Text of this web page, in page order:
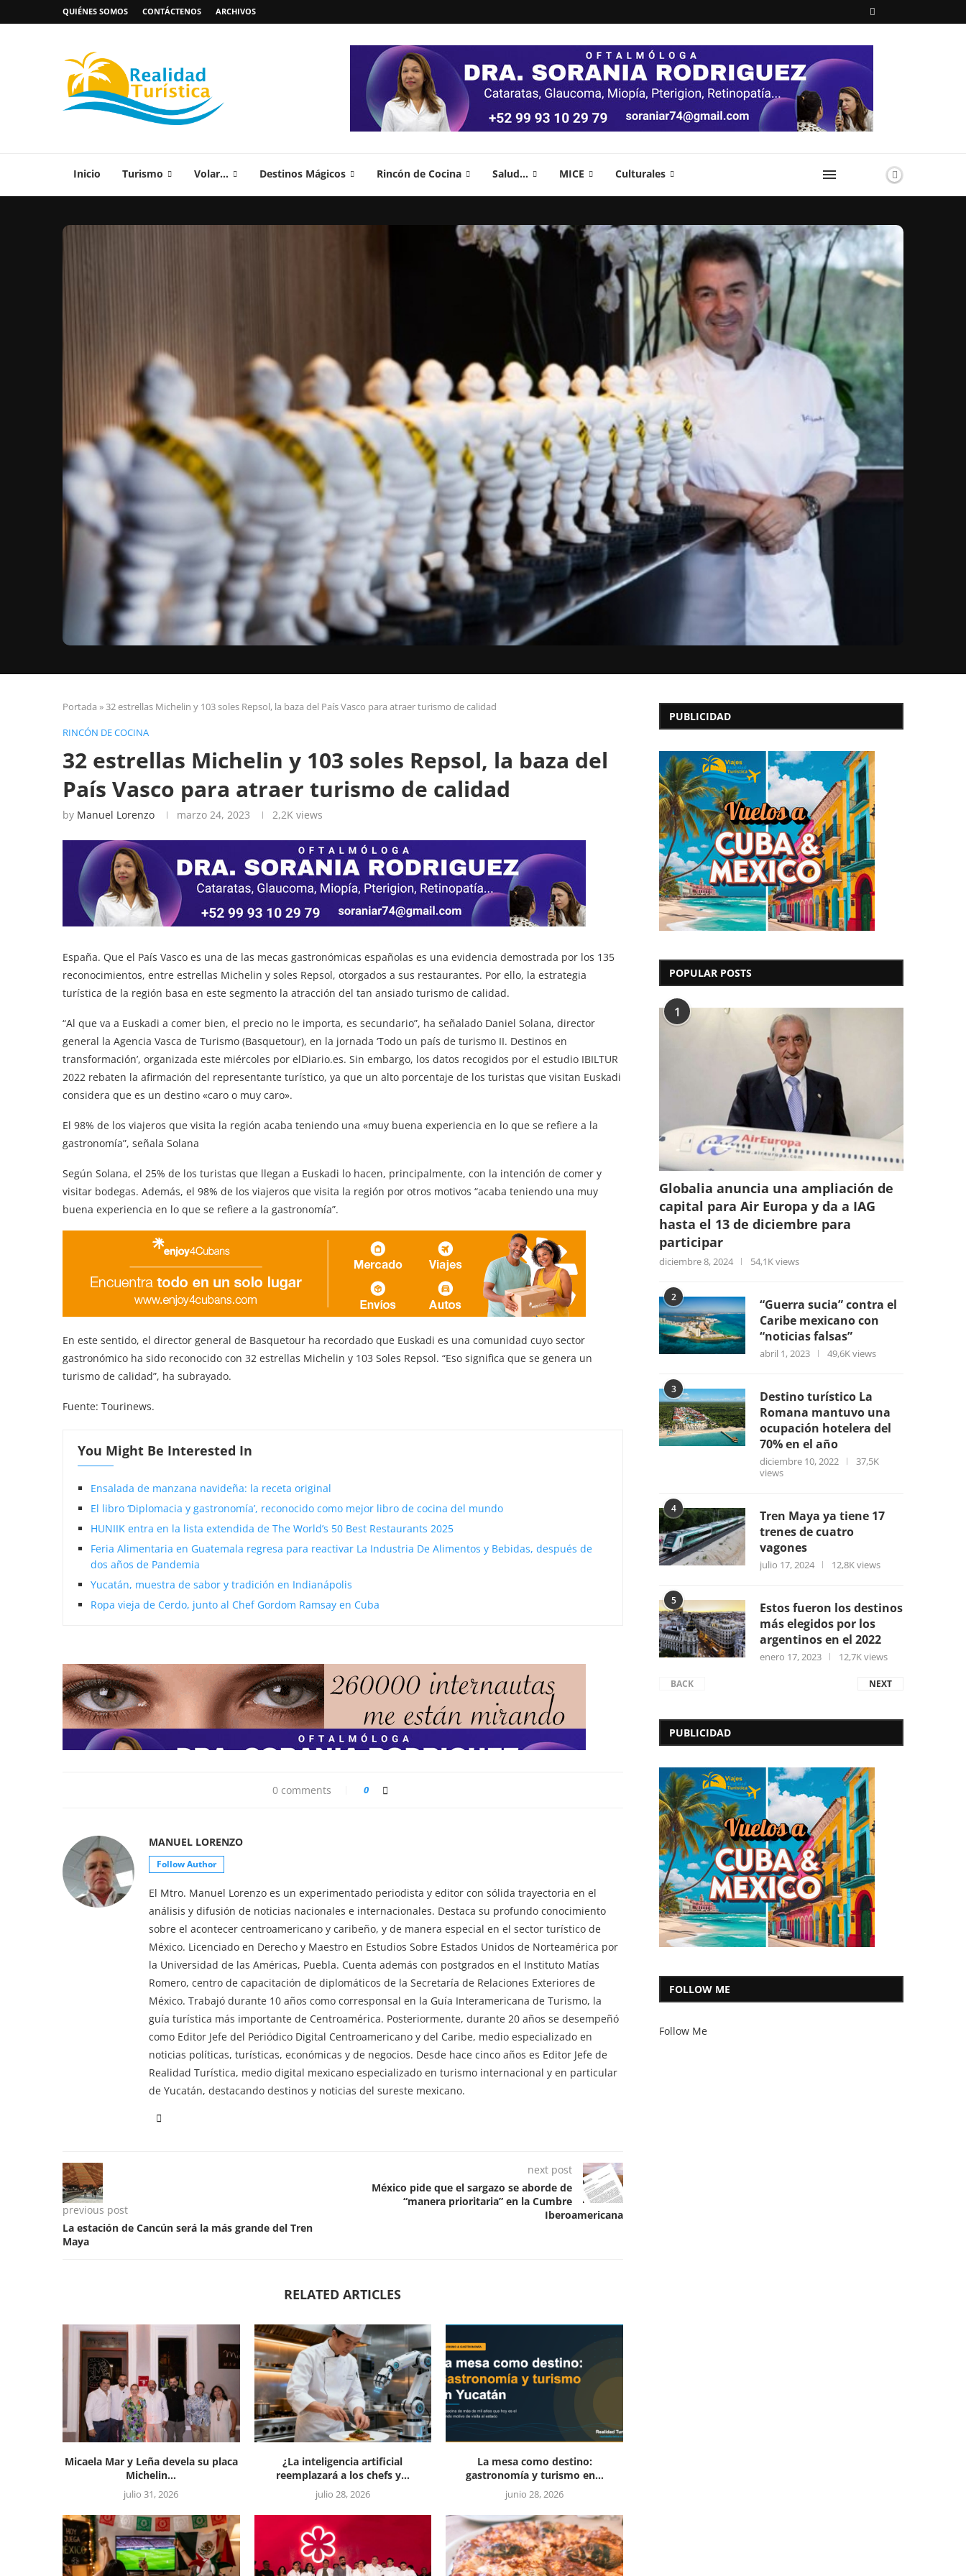
QUIÉNES SOMOS CONTÁCTENOS ARCHIVOS
Inicio Turismo Volar… Destinos Mágicos Rincón de Cocina Salud… MICE Culturales
Portada »32 estrellas Michelin y 103 soles Repsol, la baza del País Vasco para atraer turismo de calidad
RINCÓN DE COCINA
32 estrellas Michelin y 103 soles Repsol, la baza del
País Vasco para atraer turismo de calidad
by Manuel Lorenzo marzo 24, 2023 2,2K views
España. Que el País Vasco es una de las mecas gastronómicas españolas es una evidencia demostrada por los 135
reconocimientos, entre estrellas Michelin y soles Repsol, otorgados a sus restaurantes. Por ello, la estrategia
turística de la región basa en este segmento la atracción del tan ansiado turismo de calidad.
“Al que va a Euskadi a comer bien, el precio no le importa, es secundario”, ha señalado Daniel Solana, director
general la Agencia Vasca de Turismo (Basquetour), en la jornada ‘Todo un país de turismo II. Destinos en
transformación’, organizada este miércoles por elDiario.es. Sin embargo, los datos recogidos por el estudio IBILTUR
2022 rebaten la afirmación del representante turístico, ya que un alto porcentaje de los turistas que visitan Euskadi
considera que es un destino «caro o muy caro».
El 98% de los viajeros que visita la región acaba teniendo una «muy buena experiencia en lo que se refiere a la
gastronomía”, señala Solana
Según Solana, el 25% de los turistas que llegan a Euskadi lo hacen, principalmente, con la intención de comer y
visitar bodegas. Además, el 98% de los viajeros que visita la región por otros motivos “acaba teniendo una muy
buena experiencia en lo que se refiere a la gastronomía”.
En este sentido, el director general de Basquetour ha recordado que Euskadi es una comunidad cuyo sector
gastronómico ha sido reconocido con 32 estrellas Michelin y 103 Soles Repsol. “Eso significa que se genera un
turismo de calidad”, ha subrayado.
Fuente: Tourinews.
You Might Be Interested In
Ensalada de manzana navideña: la receta original
El libro ‘Diplomacia y gastronomía’, reconocido como mejor libro de cocina del mundo
HUNIIK entra en la lista extendida de The World’s 50 Best Restaurants 2025
Feria Alimentaria en Guatemala regresa para reactivar La Industria De Alimentos y Bebidas, después de
dos años de Pandemia
Yucatán, muestra de sabor y tradición en Indianápolis
Ropa vieja de Cerdo, junto al Chef Gordom Ramsay en Cuba
0 comments 0
MANUEL LORENZO
Follow Author
El Mtro. Manuel Lorenzo es un experimentado periodista y editor con sólida trayectoria en el
análisis y difusión de noticias nacionales e internacionales. Destaca su profundo conocimiento
sobre el acontecer centroamericano y caribeño, y de manera especial en el sector turístico de
México. Licenciado en Derecho y Maestro en Estudios Sobre Estados Unidos de Norteamérica por
la Universidad de las Américas, Puebla. Cuenta además con postgrados en el Instituto Matías
Romero, centro de capacitación de diplomáticos de la Secretaría de Relaciones Exteriores de
México. Trabajó durante 10 años como corresponsal en la Guía Interamericana de Turismo, la
guía turística más importante de Centroamérica. Posteriormente, durante 20 años se desempeñó
como Editor Jefe del Periódico Digital Centroamericano y del Caribe, medio especializado en
noticias políticas, turísticas, económicas y de negocios. Desde hace cinco años es Editor Jefe de
Realidad Turística, medio digital mexicano especializado en turismo internacional y en particular
de Yucatán, destacando destinos y noticias del sureste mexicano.
previous post
La estación de Cancún será la más grande del Tren
Maya
next post
México pide que el sargazo se aborde de
“manera prioritaria” en la Cumbre
Iberoamericana
RELATED ARTICLES
Micaela Mar y Leña devela su placa
Michelin...
julio 31, 2026
¿La inteligencia artificial
reemplazará a los chefs y...
julio 28, 2026
La mesa como destino:
gastronomía y turismo en...
junio 28, 2026
PUBLICIDAD
POPULAR POSTS
1
Globalia anuncia una ampliación de
capital para Air Europa y da a IAG
hasta el 13 de diciembre para
participar
diciembre 8, 2024 54,1K views
2
“Guerra sucia” contra el
Caribe mexicano con
“noticias falsas”
abril 1, 2023 49,6K views
3
Destino turístico La
Romana mantuvo una
ocupación hotelera del
70% en el año
diciembre 10, 2022
37,5K
views
4
Tren Maya ya tiene 17
trenes de cuatro
vagones
julio 17, 2024 12,8K views
5
Estos fueron los destinos
más elegidos por los
argentinos en el 2022
enero 17, 2023 12,7K views
BACK NEXT
PUBLICIDAD
FOLLOW ME
Follow Me